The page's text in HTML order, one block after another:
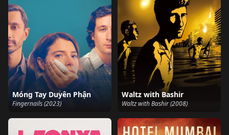
Móng Tay Duyên Phận
Fingernails (2023)
Waltz with Bashir
Waltz with Bashir (2008)